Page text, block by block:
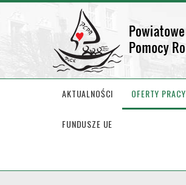
AKTUALNOŚCI OFERTY PRACY
FUNDUSZE UE